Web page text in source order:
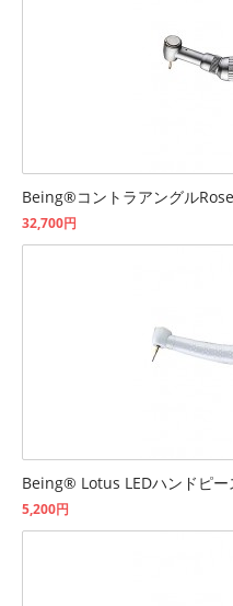
Being®コントラアングル
32,700円
Being® Lotus LEDハンドピー
5,200円